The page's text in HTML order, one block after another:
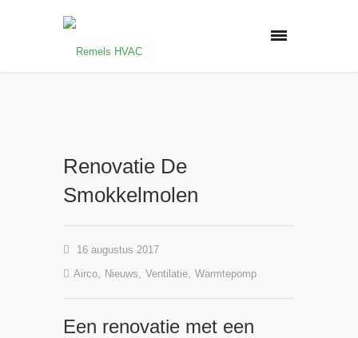
Renovatie De
Smokkelmolen
16 augustus 2017
Airco, Nieuws, Ventilatie, Warmtepomp
Een renovatie met een